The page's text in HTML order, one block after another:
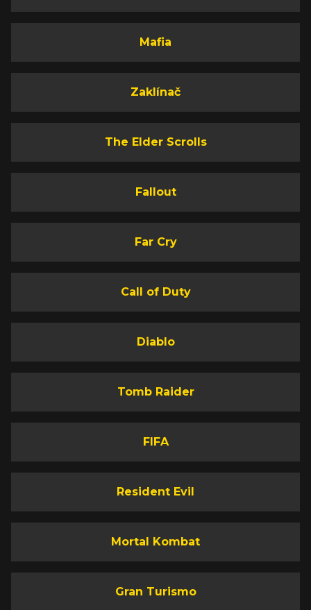
Mafia
Zaklínač
The Elder Scrolls
Fallout
Far Cry
Call of Duty
Diablo
Tomb Raider
FIFA
Resident Evil
Mortal Kombat
Gran Turismo